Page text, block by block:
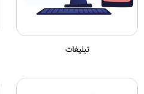
تبلیغات